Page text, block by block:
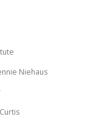
Niehaus